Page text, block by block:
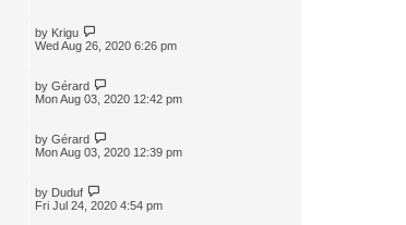
by Krigu
Wed Aug 26, 2020 6:26 pm
by Gérard
Mon Aug 03, 2020 12:42 pm
by Gérard
Mon Aug 03, 2020 12:39 pm
by Duduf
Fri Jul 24, 2020 4:54 pm